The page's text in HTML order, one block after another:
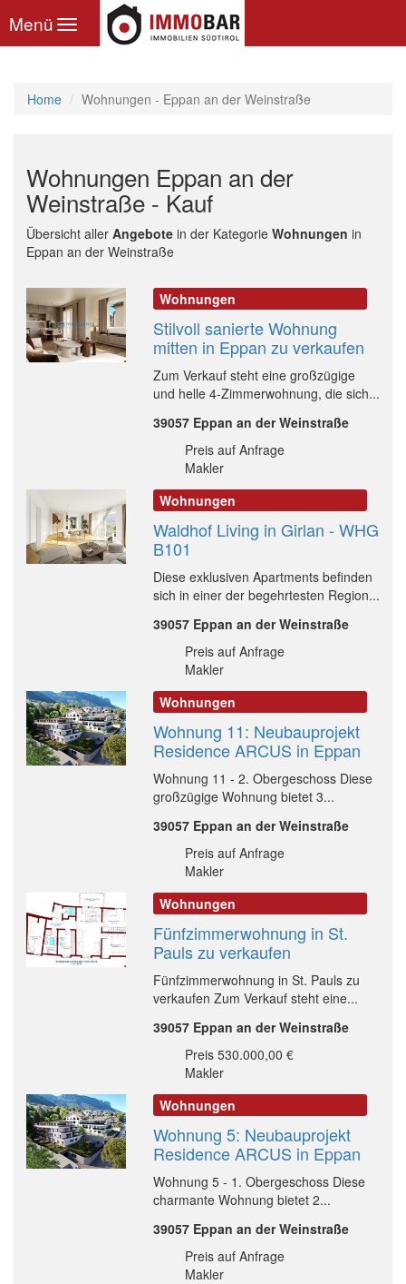
Toggle
navigation
Menü
Home Wohnungen - Eppan an der Weinstraße
Wohnungen Eppan an der
Weinstraße - Kauf
Übersicht aller Angebote in der Kategorie Wohnungen in
Eppan an der Weinstraße
Wohnungen
Stilvoll sanierte Wohnung
mitten in Eppan zu verkaufen
Zum Verkauf steht eine großzügige
und helle 4-Zimmerwohnung, die sich...
39057 Eppan an der Weinstraße
Preis auf Anfrage
Makler
Wohnungen
Waldhof Living in Girlan - WHG
B101
Diese exklusiven Apartments befinden
sich in einer der begehrtesten Region...
39057 Eppan an der Weinstraße
Preis auf Anfrage
Makler
Wohnungen
Wohnung 11: Neubauprojekt
Residence ARCUS in Eppan
Wohnung 11 - 2. Obergeschoss Diese
großzügige Wohnung bietet 3...
39057 Eppan an der Weinstraße
Preis auf Anfrage
Makler
Wohnungen
Fünfzimmerwohnung in St.
Pauls zu verkaufen
Fünfzimmerwohnung in St. Pauls zu
verkaufen Zum Verkauf steht eine...
39057 Eppan an der Weinstraße
Preis 530.000,00 €
Makler
Wohnungen
Wohnung 5: Neubauprojekt
Residence ARCUS in Eppan
Wohnung 5 - 1. Obergeschoss Diese
charmante Wohnung bietet 2...
39057 Eppan an der Weinstraße
Preis auf Anfrage
Makler